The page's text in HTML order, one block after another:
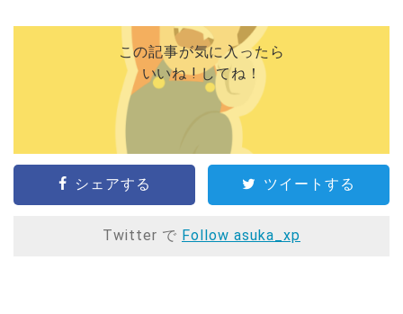
この記事が気に入ったら
いいね ! してね！
シェアする ツイートする
Twitter で Follow asuka_xp